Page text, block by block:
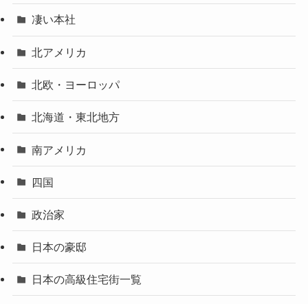
凄い本社
北アメリカ
北欧・ヨーロッパ
北海道・東北地方
南アメリカ
四国
政治家
日本の豪邸
日本の高級住宅街一覧